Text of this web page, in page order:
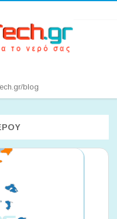
blog